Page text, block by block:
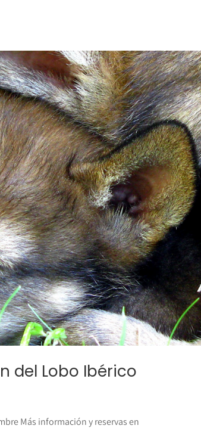
del Lobo Ibérico
Más información y reservas en